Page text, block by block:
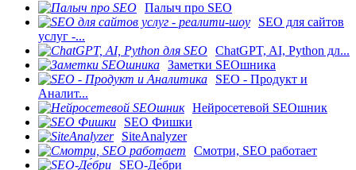
Палыч про SEO
SEO для сайтов
услуг -...
ChatGPT, AI, Python дл...
Заметки SEOшника
SEO - Продукт и
Аналит...
Нейросетевой SEOшник
SEO Фишки
SiteAnalyzer
Смотри, SEO работает
SEO-Де́бри